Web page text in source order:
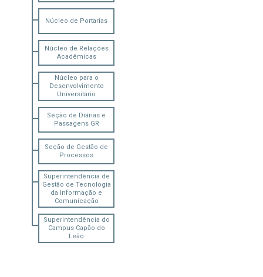
Núcleo de Portarias
Núcleo de Relações
Acadêmicas
Núcleo para o
Desenvolvimento
Universitário
Seção de Diárias e
Passagens GR
Seção de Gestão de
Processos
Superintendência de
Gestão de Tecnologia
da Informação e
Comunicação
Superintendência do
Campus Capão do
Leão